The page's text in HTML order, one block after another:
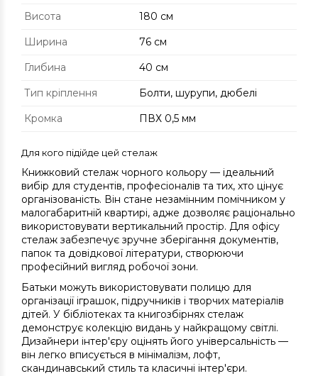
Висота
180 см
Ширина
76 см
Глибина
40 см
Тип кріплення
Болти, шурупи, дюбелі
Кромка
ПВХ 0,5 мм
Для кого підійде цей стелаж
Книжковий стелаж чорного кольору — ідеальний
вибір для студентів, професіоналів та тих, хто цінує
організованість. Він стане незамінним помічником у
малогабаритній квартирі, адже дозволяє раціонально
використовувати вертикальний простір. Для офісу
стелаж забезпечує зручне зберігання документів,
папок та довідкової літератури, створюючи
професійний вигляд робочої зони.
Батьки можуть використовувати полицю для
організації іграшок, підручників і творчих матеріалів
дітей. У бібліотеках та книгозбірнях стелаж
демонструє колекцію видань у найкращому світлі.
Дизайнери інтер'єру оцінять його універсальність —
він легко вписується в мінімалізм, лофт,
скандинавський стиль та класичні інтер'єри.